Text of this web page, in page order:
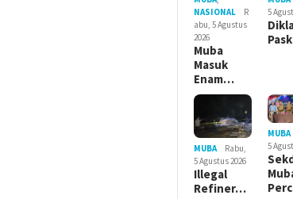
NASIONAL
R
abu, 5 Agustus
2026
Muba
Masuk
Enam…
5
MUBA
Rabu,
5 Agustus 2026
Illegal
Refiner…
MUBA
5